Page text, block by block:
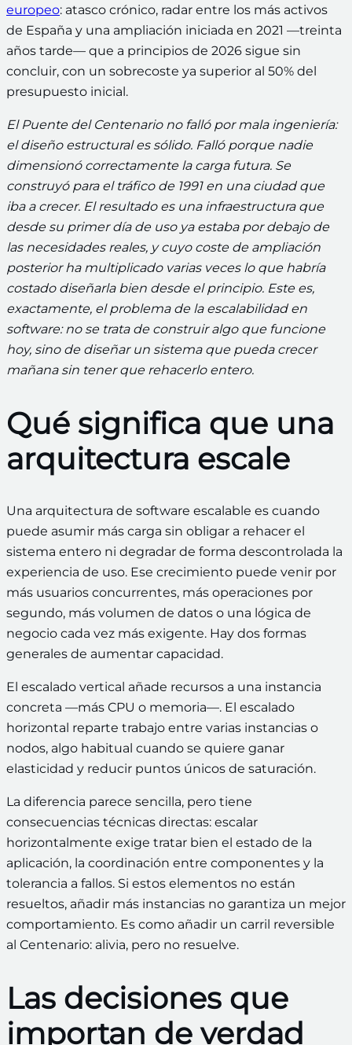
europeo: atasco crónico, radar entre los más activos
de España y una ampliación iniciada en 2021 —treinta
años tarde— que a principios de 2026 sigue sin
concluir, con un sobrecoste ya superior al 50% del
presupuesto inicial.
El Puente del Centenario no falló por mala ingeniería:
el diseño estructural es sólido. Falló porque nadie
dimensionó correctamente la carga futura. Se
construyó para el tráfico de 1991 en una ciudad que
iba a crecer. El resultado es una infraestructura que
desde su primer día de uso ya estaba por debajo de
las necesidades reales, y cuyo coste de ampliación
posterior ha multiplicado varias veces lo que habría
costado diseñarla bien desde el principio. Este es,
exactamente, el problema de la escalabilidad en
software: no se trata de construir algo que funcione
hoy, sino de diseñar un sistema que pueda crecer
mañana sin tener que rehacerlo entero.
Qué significa que una
arquitectura escale
Una arquitectura de software escalable es cuando
puede asumir más carga sin obligar a rehacer el
sistema entero ni degradar de forma descontrolada la
experiencia de uso. Ese crecimiento puede venir por
más usuarios concurrentes, más operaciones por
segundo, más volumen de datos o una lógica de
negocio cada vez más exigente. Hay dos formas
generales de aumentar capacidad.
El escalado vertical añade recursos a una instancia
concreta —más CPU o memoria—. El escalado
horizontal reparte trabajo entre varias instancias o
nodos, algo habitual cuando se quiere ganar
elasticidad y reducir puntos únicos de saturación.
La diferencia parece sencilla, pero tiene
consecuencias técnicas directas: escalar
horizontalmente exige tratar bien el estado de la
aplicación, la coordinación entre componentes y la
tolerancia a fallos. Si estos elementos no están
resueltos, añadir más instancias no garantiza un mejor
comportamiento. Es como añadir un carril reversible
al Centenario: alivia, pero no resuelve.
Las decisiones que
importan de verdad